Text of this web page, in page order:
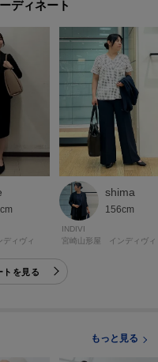
マガにてお知らせ♪
・-・-・-・-・-・-
て見える場合があります。ま
り、若干製品と画像のカラー
ィヴィ
shima
156cm
INDIVI
宮崎山形屋 インディヴィ
トを見る
もっと見る